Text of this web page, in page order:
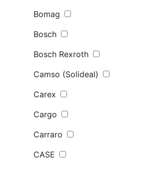
Bomag
Bosch
Bosch Rexroth
Camso (Solideal)
Carex
Cargo
Carraro
CASE